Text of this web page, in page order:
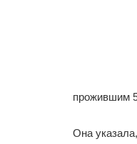
прожившим
Она